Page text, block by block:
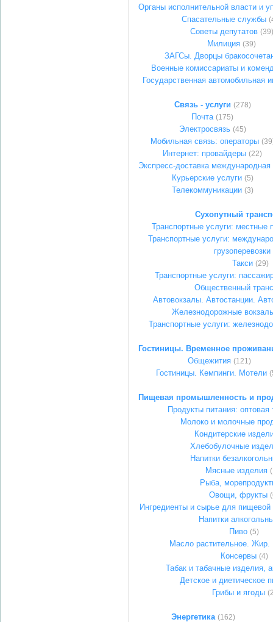
Органы исполнительной власти и
Спасательные службы
Советы депутатов (39)
Милиция (39)
ЗАГСы. Дворцы
Военные комиссариаты и
Государственная автомобильная
Связь - услуги (278)
Почта (175)
Электросвязь (45)
Мобильная связь: операторы
Интернет: провайдеры (22)
Экспресс-доставка международная
Курьерские услуги (5)
Телекоммуникации (3)
Сухопутный
Транспортные услуги: местные
Транспортные услуги:
грузоперевозки
Такси (29)
Транспортные услуги:
Общественный
Автовокзалы. Автостанции.
Железнодорожные
Транспортные услуги:
Гостиницы. Временное
Общежития (121)
Гостиницы. Кемпинги. Мотели
Пищевая промышленность и
Продукты питания: оптовая
Молоко и молочные
Кондитерские
Хлебобулочные
Напитки
Мясные изделия
Рыба,
Овощи, фрукты
Ингредиенты и сырье для
Напитки
Пиво (5)
Масло растительное. Жир.
Консервы (4)
Табак и табачные изделия,
Детское и диетическое
Грибы и ягоды
Энергетика (162)